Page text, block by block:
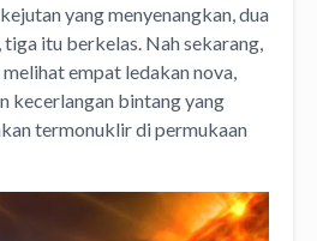
yang menyenangkan, dua
tiga itu berkelas. Nah sekarang,
empat ledakan nova,
kecerlangan bintang yang
termonuklir di permukaan